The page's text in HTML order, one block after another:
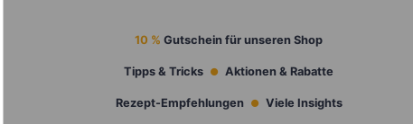
10 % Gutschein für unseren Shop
Tipps & Tricks Aktionen & Rabatte
Rezept-Empfehlungen Viele Insights